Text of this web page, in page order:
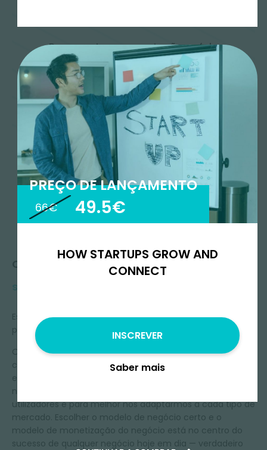
Pagamentos em prestações – fala
connosco para saberes as condições
Enviar Mensagem
Queres
saber mais?
Estamos a viver a era digital! Como é que vendo os meus
produtos e serviços?
Os novos produtos e serviços devem ser concebidos para
construir a melhor experiência de sempre para clientes já
existentes ou novos clientes. Hoje em dia, precisamos de
novos modelos de negócio para envolver todos os
utilizadores e para melhor nos adaptarmos a cada tipo de
mercado. Escolher o modelo de negócio certo e o
modelo de monetização do negócio está no centro do
sucesso de qualquer negócio hoje em dia — verdadeiro
Add to cart
PREÇO DE LANÇAMENTO
66€ 49.5€
HOW STARTUPS GROW AND
CONNECT
INSCREVER
Saber mais